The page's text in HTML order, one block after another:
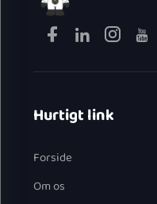
Hurtigt link
Forside
Om os